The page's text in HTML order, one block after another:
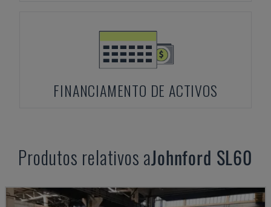
FINANCIAMENTO DE ACTIVOS
Produtos relativos aJohnford SL60